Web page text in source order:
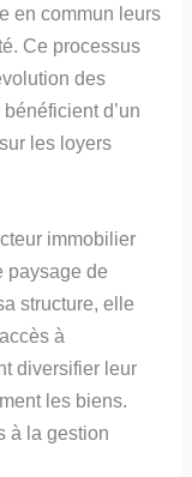
en commun leurs
Ce processus
des
d’un
les loyers
immobilier
paysage de
structure, elle
à
diversifier leur
les biens.
à la gestion